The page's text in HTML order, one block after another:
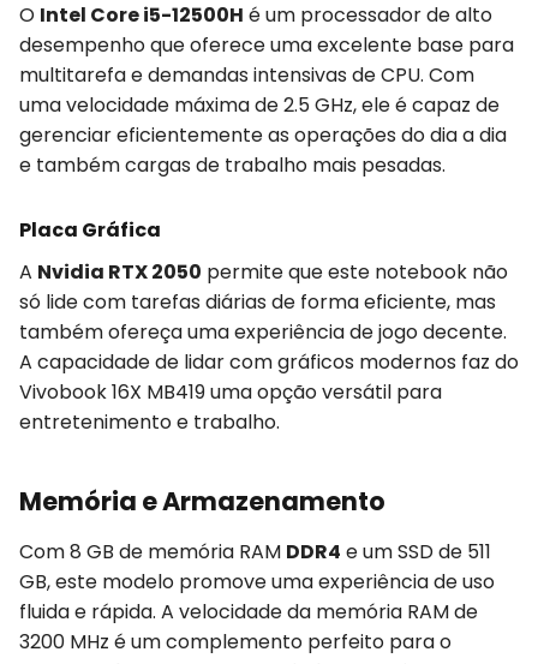
O Intel Core i5-12500H é um processador de alto
desempenho que oferece uma excelente base para
multitarefa e demandas intensivas de CPU. Com
uma velocidade máxima de 2.5 GHz, ele é capaz de
gerenciar eficientemente as operações do dia a dia
e também cargas de trabalho mais pesadas.
Placa Gráfica
A Nvidia RTX 2050 permite que este notebook não
só lide com tarefas diárias de forma eficiente, mas
também ofereça uma experiência de jogo decente.
A capacidade de lidar com gráficos modernos faz do
Vivobook 16X MB419 uma opção versátil para
entretenimento e trabalho.
Memória e Armazenamento
Com 8 GB de memória RAM DDR4 e um SSD de 511
GB, este modelo promove uma experiência de uso
fluida e rápida. A velocidade da memória RAM de
3200 MHz é um complemento perfeito para o